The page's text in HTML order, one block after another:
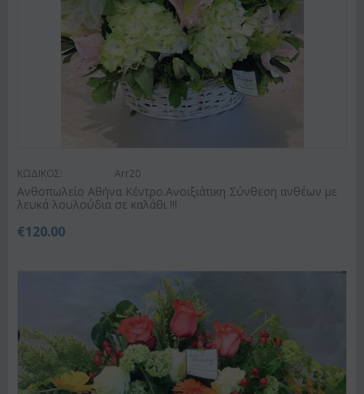
ΚΩΔΙΚΟΣ: Arr20
Ανθοπωλείο Αθήνα Κέντρο.Ανοιξιάτικη Σύνθεση ανθέων με
λευκά λουλούδια σε καλάθι !!!
€120.00